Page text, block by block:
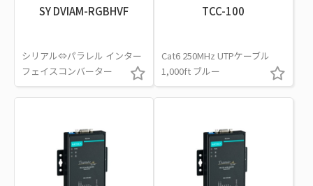
SY DVIAM-RGBHVF
シリアル⇔パラレル インター
フェイスコンバーター
TCC-100
Cat6 250MHz UTPケーブル
1,000ft ブルー